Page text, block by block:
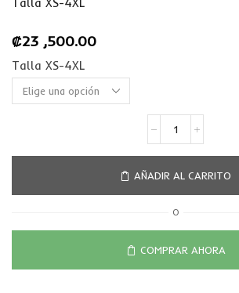
₡23 ,500.00
Talla XS-4XL
AÑADIR AL CARRITO
O
COMPRAR AHORA